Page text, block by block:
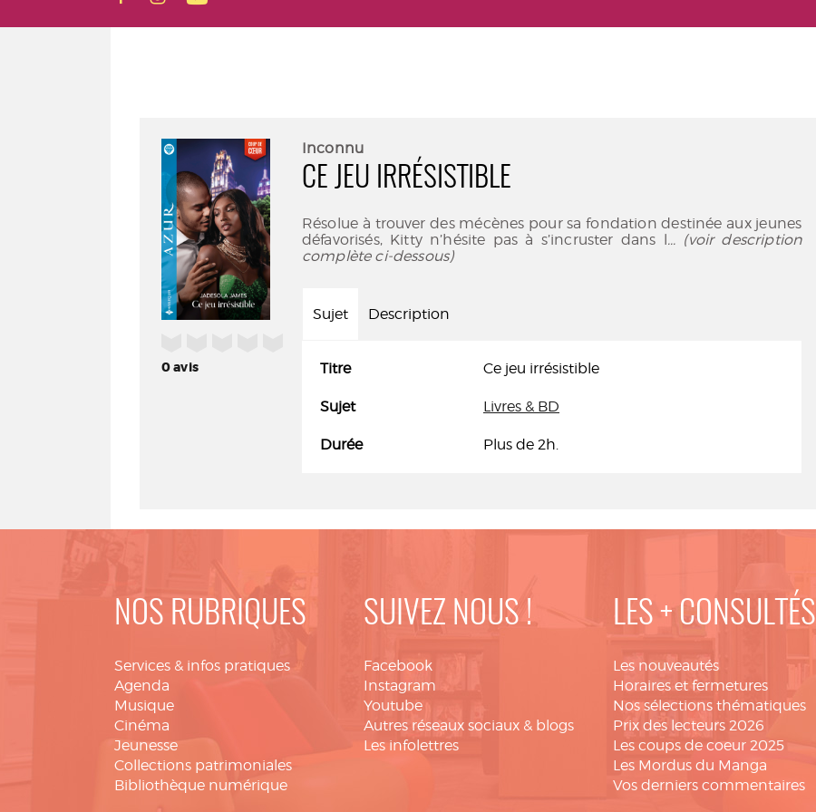
0avis
Inconnu
CE JEU IRRÉSISTIBLE
Résolue à trouver des mécènes pour sa fondation destinée aux jeunes
défavorisés, Kitty n’hésite pas à s’incruster dans l... (voir description
complète ci-dessous)
Sujet Description
Titre Ce jeu irrésistible
Sujet Livres & BD
Durée Plus de 2h.
NOS RUBRIQUES
Services & infos pratiques
Agenda
Musique
Cinéma
Jeunesse
Collections patrimoniales
Bibliothèque numérique
SUIVEZ NOUS !
Facebook
Instagram
Youtube
Autres réseaux sociaux & blogs
Les infolettres
LES + CONSULTÉS
Les nouveautés
Horaires et fermetures
Nos sélections thématiques
Prix des lecteurs 2026
Les coups de coeur 2025
Les Mordus du Manga
Vos derniers commentaires